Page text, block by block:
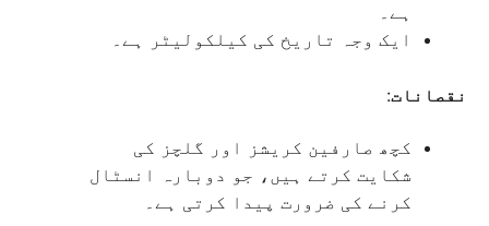
ہے۔
ایک وجہ تاریخ کی کیلکولیٹر ہے۔
نقصانات:
کچھ صارفین کریشز اور گلچز کی
شکایت کرتے ہیں، جو دوبارہ انسٹال
کرنے کی ضرورت پیدا کرتی ہے۔